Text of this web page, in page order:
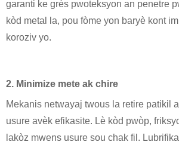
garanti ke grès pwoteksyon an penetre
kòd metal la, pou fòme yon baryè kont
koroziv yo.
2. Minimize mete ak chire
Mekanis netwayaj twous la retire patikil
usure avèk efikasite. Lè kòd pwòp,
lakòz mwens usure sou chak fil.